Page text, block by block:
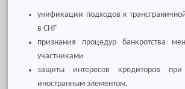
унификации подходов к
в СНГ
признания процедур банкротства
участниками
защиты интересов кредиторов
иностранным элементом.